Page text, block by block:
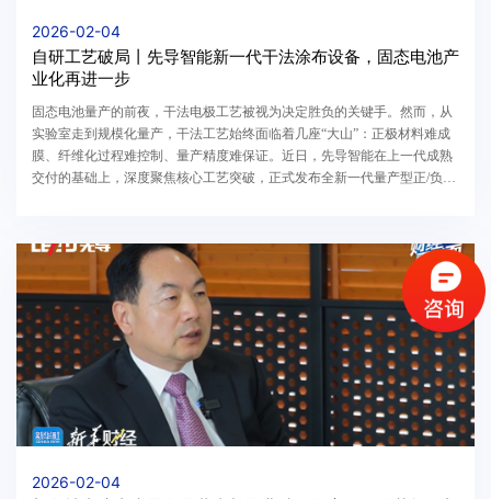
2026-02-04
自研工艺破局丨先导智能新一代干法涂布设备，固态电池产
业化再进一步
固态电池量产的前夜，干法电极工艺被视为决定胜负的关键手。然而，从
实验室走到规模化量产，干法工艺始终面临着几座“大山”：正极材料难成
膜、纤维化过程难控制、量产精度难保证。近日，先导智能在上一代成熟
交付的基础上，深度聚焦核心工艺突破，正式发布全新一代量产型正/负极
2026-02-04